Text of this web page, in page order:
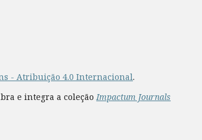
- Atribuição 4.0 Internacional.
e integra a coleçãoImpactum Journals